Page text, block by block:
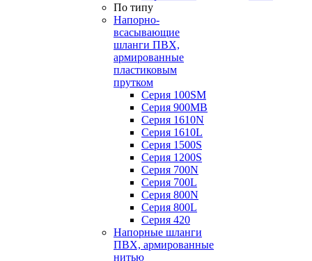
По типу
Напорно-
всасывающие
шланги ПВХ,
армированные
пластиковым
прутком
Серия 100SM
Серия 900MB
Серия 1610N
Серия 1610L
Серия 1500S
Серия 1200S
Серия 700N
Серия 700L
Серия 800N
Серия 800L
Серия 420
Напорные шланги
ПВХ, армированные
нитью